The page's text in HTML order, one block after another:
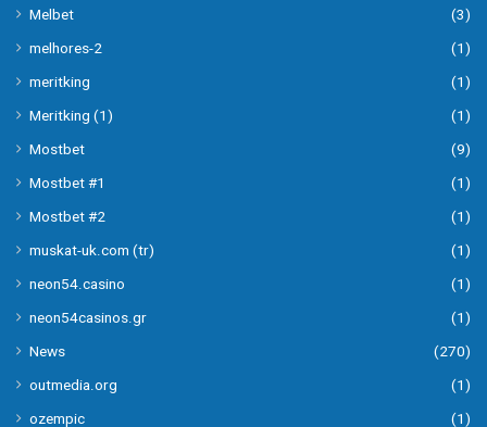
Melbet
(3)
melhores-2
(1)
meritking
(1)
Meritking (1)
(1)
Mostbet
(9)
Mostbet #1
(1)
Mostbet #2
(1)
muskat-uk.com (tr)
(1)
neon54.casino
(1)
neon54casinos.gr
(1)
News
(270)
outmedia.org
(1)
ozempic
(1)